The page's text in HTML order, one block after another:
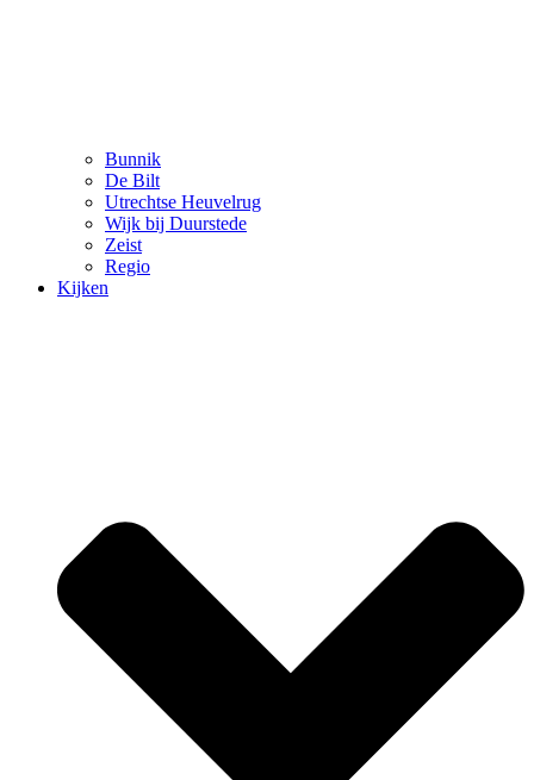
Bunnik
De Bilt
Utrechtse Heuvelrug
Wijk bij Duurstede
Zeist
Regio
Kijken